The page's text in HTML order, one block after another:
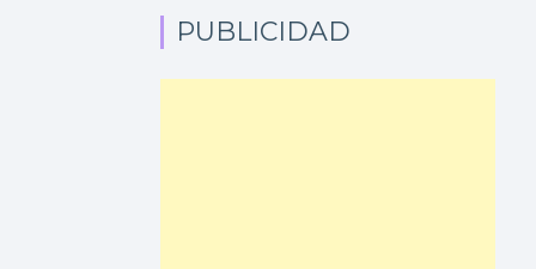
PUBLICIDAD